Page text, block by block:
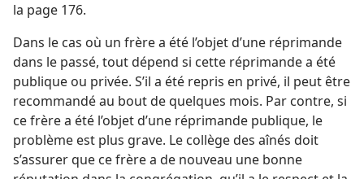
la page 176.
Dans le cas où un frère a été l’objet d’une réprimande
dans le passé, tout dépend si cette réprimande a été
publique ou privée. S’il a été repris en privé, il peut être
recommandé au bout de quelques mois. Par contre, si
ce frère a été l’objet d’une réprimande publique, le
problème est plus grave. Le collège des aînés doit
s’assurer que ce frère a de nouveau une bonne